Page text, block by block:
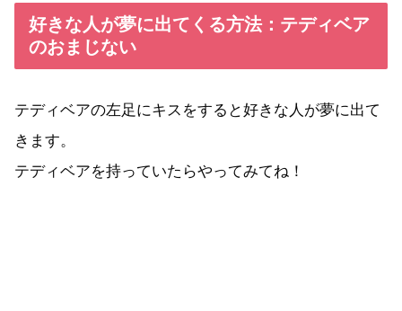
好きな人が夢に出てくる方法：テディベア
のおまじない
テディベアの左足にキスをすると好きな人が夢に出て
きます。
テディベアを持っていたらやってみてね！